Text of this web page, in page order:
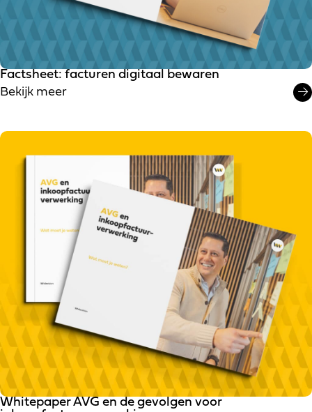
Factsheet: facturen digitaal bewaren
Bekijk meer
Whitepaper AVG en de gevolgen voor